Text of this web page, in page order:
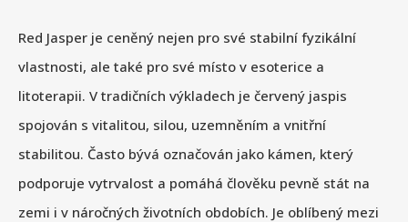
Red Jasper je ceněný nejen pro své stabilní fyzikální
vlastnosti, ale také pro své místo v esoterice a
litoterapii. V tradičních výkladech je červený jaspis
spojován s vitalitou, silou, uzemněním a vnitřní
stabilitou. Často bývá označován jako kámen, který
podporuje vytrvalost a pomáhá člověku pevně stát na
zemi i v náročných životních obdobích. Je oblíbený mezi